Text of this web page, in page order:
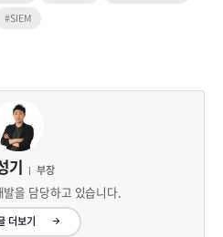
#SIEM
기 부장
을 담당하고 있습니다.
더보기